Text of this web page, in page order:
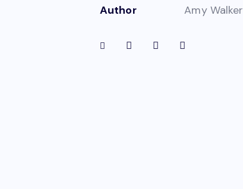
Author
Amy Walker